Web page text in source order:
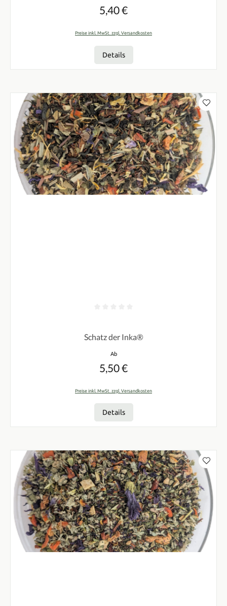
5,40 €
Preise inkl. MwSt. zzgl. Versandkosten
Details
Schatz der Inka®
Regulärer Preis:
Ab
5,50 €
Preise inkl. MwSt. zzgl. Versandkosten
Details